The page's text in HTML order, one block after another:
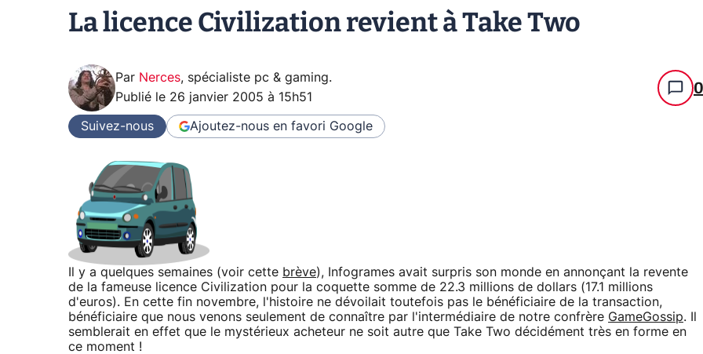
La licence Civilization revient à Take Two
Par Nerces, spécialiste pc & gaming.
Publié le 26 janvier 2005 à 15h51 0
Suivez-nous Ajoutez-nous en favori Google
Il y a quelques semaines (voir cette brève), Infogrames avait surpris son monde en annonçant la revente
de la fameuse licence Civilization pour la coquette somme de 22.3 millions de dollars (17.1 millions
d'euros). En cette fin novembre, l'histoire ne dévoilait toutefois pas le bénéficiaire de la transaction,
bénéficiaire que nous venons seulement de connaître par l'intermédiaire de notre confrère GameGossip. Il
semblerait en effet que le mystérieux acheteur ne soit autre que Take Two décidément très en forme en
ce moment !